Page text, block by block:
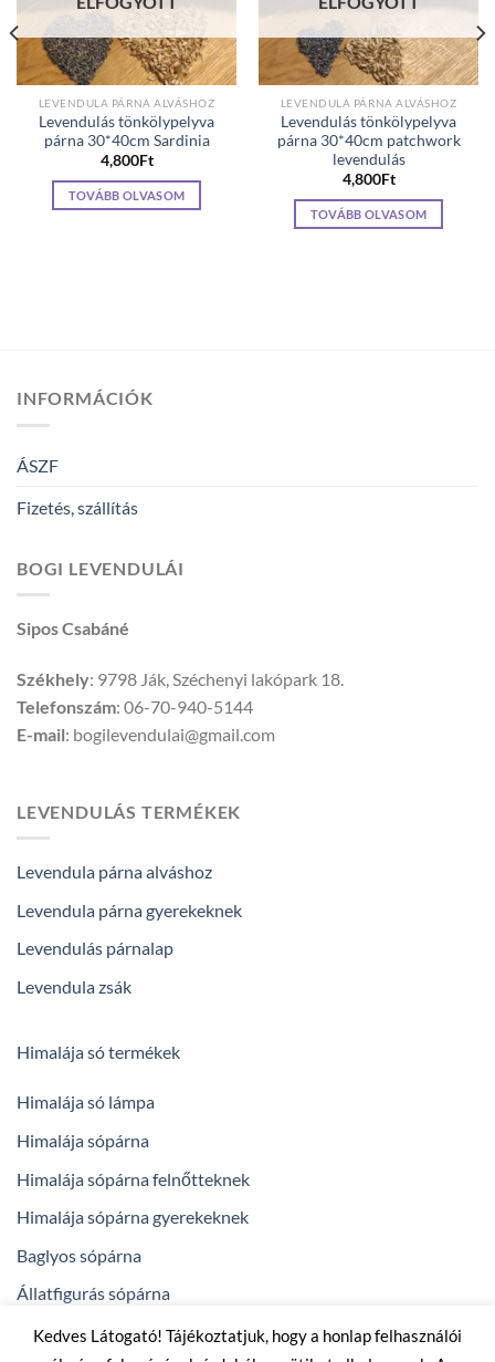
LEVENDULA PÁRNA ALVÁSHOZ
Levendulás tönkölypelyva
párna 30*40cm Sardinia
4,800Ft
TOVÁBB OLVASOM
LEVENDULA PÁRNA ALVÁSHOZ
Levendulás tönkölypelyva
párna 30*40cm patchwork
levendulás
4,800Ft
TOVÁBB OLVASOM
INFORMÁCIÓK
ÁSZF
Fizetés, szállítás
BOGI LEVENDULÁI
Sipos Csabáné
Székhely: 9798 Ják, Széchenyi lakópark 18.
Telefonszám: 06-70-940-5144
E-mail: bogilevendulai@gmail.com
LEVENDULÁS TERMÉKEK
Levendula párna alváshoz
Levendula párna gyerekeknek
Levendulás párnalap
Levendula zsák
Himalája só termékek
Himalája só lámpa
Himalája sópárna
Himalája sópárna felnőtteknek
Himalája sópárna gyerekeknek
Baglyos sópárna
Állatfigurás sópárna
Kedves Látogató! Tájékoztatjuk, hogy a honlap felhasználói